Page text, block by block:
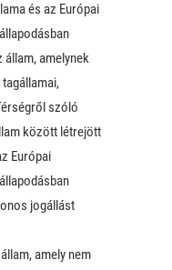
és az Európai
állam, amelynek
szóló
között létrejött
Európai
jogállást
amely nem